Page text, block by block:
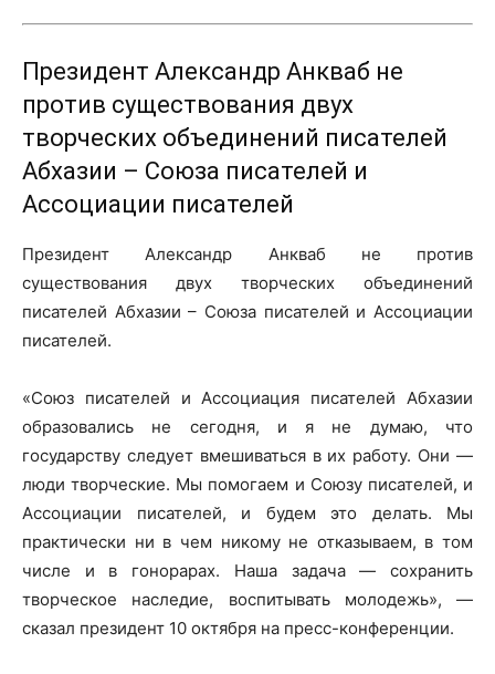
Президент Александр Анкваб не
против существования двух
творческих объединений писателей
Абхазии – Союза писателей и
Ассоциации писателей
Президент Александр Анкваб не против
существования двух творческих объединений
писателей Абхазии – Союза писателей и Ассоциации
писателей.
«Союз писателей и Ассоциация писателей Абхазии
образовались не сегодня, и я не думаю, что
государству следует вмешиваться в их работу. Они —
люди творческие. Мы помогаем и Союзу писателей, и
Ассоциации писателей, и будем это делать. Мы
практически ни в чем никому не отказываем, в том
числе и в гонорарах. Наша задача — сохранить
творческое наследие, воспитывать молодежь», —
сказал президент 10 октября на пресс-конференции.